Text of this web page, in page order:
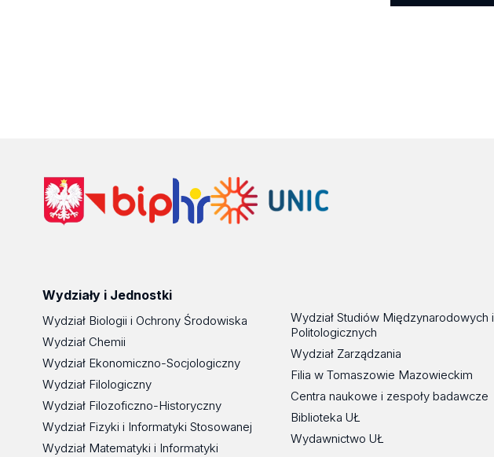
Wydziały i Jednostki
Wydział Biologii i Ochrony Środowiska
Wydział Chemii
Wydział Ekonomiczno-Socjologiczny
Wydział Filologiczny
Wydział Filozoficzno-Historyczny
Wydział Fizyki i Informatyki Stosowanej
Wydział Matematyki i Informatyki
Wydział Studiów Międzynarodowych i
Politologicznych
Wydział Zarządzania
Filia w Tomaszowie Mazowieckim
Centra naukowe i zespoły badawcze
Biblioteka UŁ
Wydawnictwo UŁ